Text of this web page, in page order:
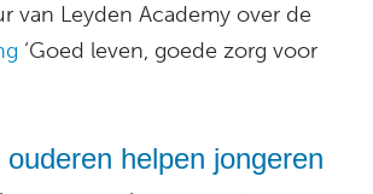
van Leyden Academy over de
‘Goed leven, goede zorg voor
helpen jongeren